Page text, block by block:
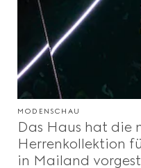
MODENSCHAU
Das Haus hat die
Herrenkollektion
in Mailand